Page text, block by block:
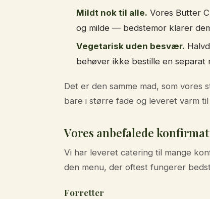
Mildt nok til alle. Vores Butter
og milde — bedstemor klarer
Vegetarisk uden besvær.
behøver ikke bestille en separat
Det er den samme mad, som vores
bare i større fade og leveret varm til
Vores anbefalede
Vi har leveret catering til mange
den menu, der oftest fungerer
Forretter